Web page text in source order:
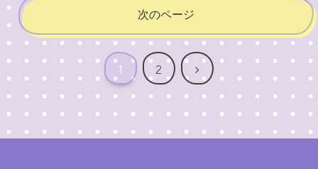
次のページ
1 2
次
へ